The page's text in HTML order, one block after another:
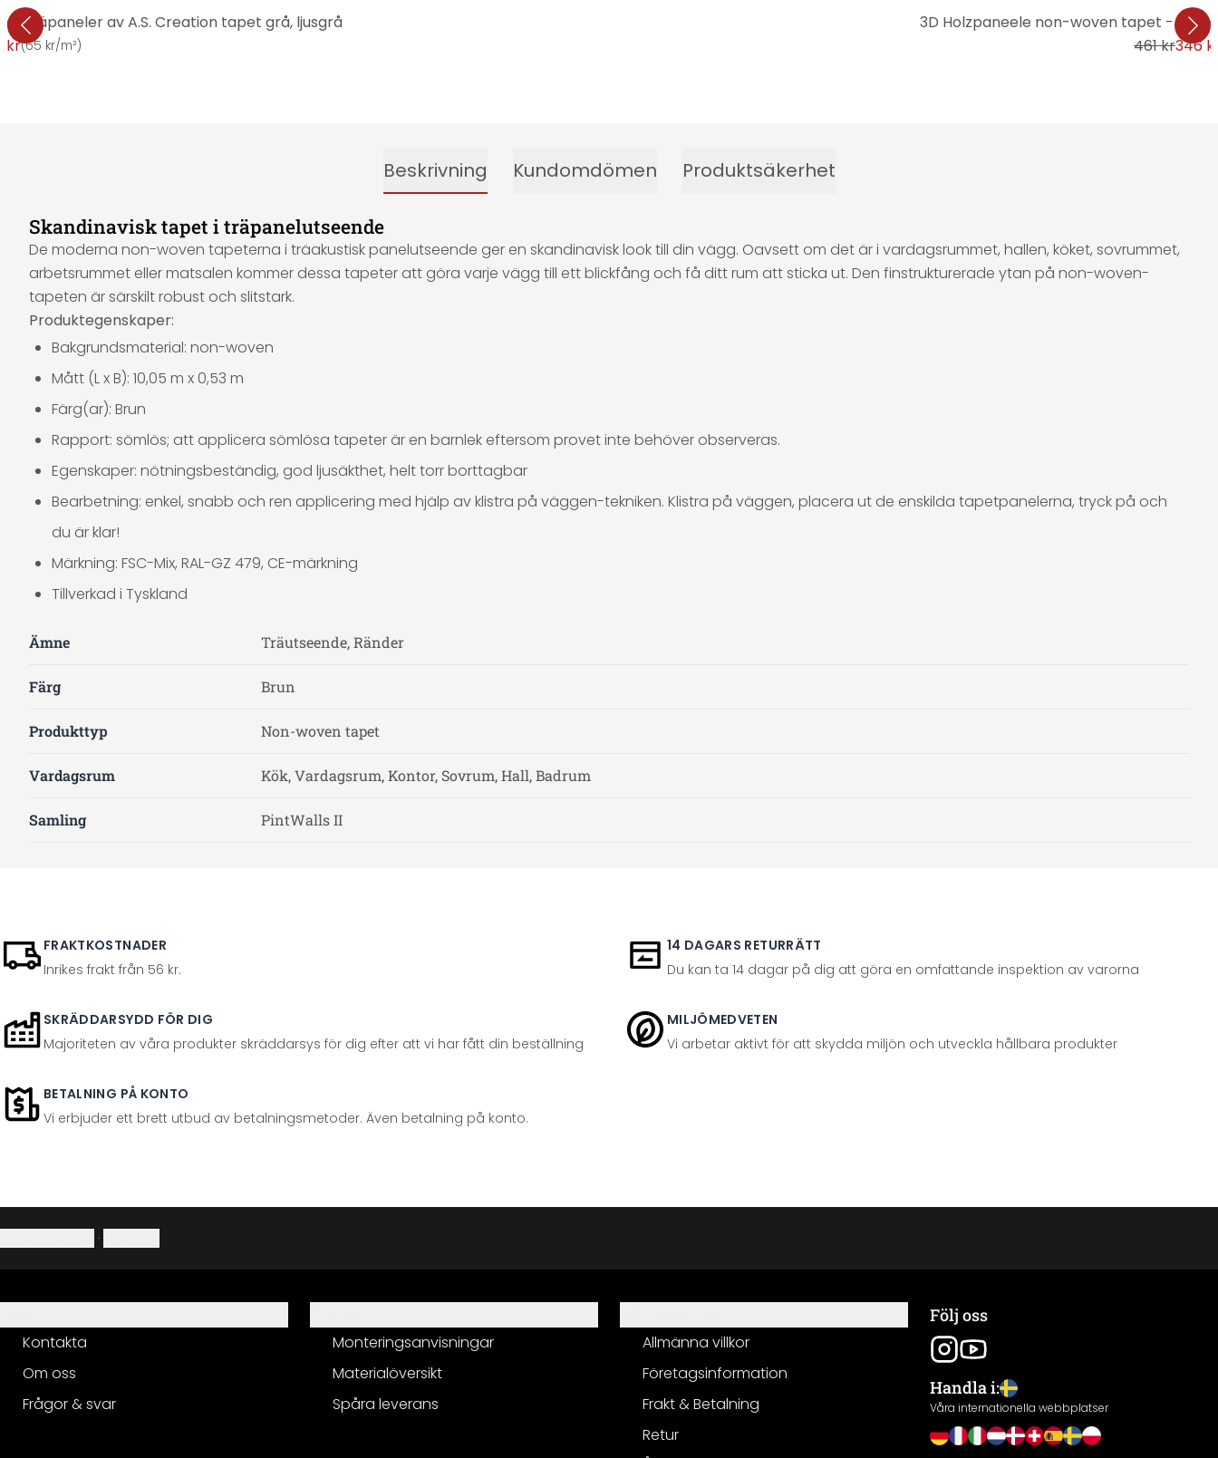
träpaneler av A.S. Creation tapet grå, ljusgrå
kr(65 kr/m²)
3D Holzpaneele non-woven tapet -
461 kr346
Beskrivning Kundomdömen Produktsäkerhet
Skandinavisk tapet i träpanelutseende
De moderna non-woven tapeterna i träakustisk panelutseende ger en skandinavisk look till din vägg. Oavsett om det är i vardagsrummet, hallen, köket, sovrummet,
arbetsrummet eller matsalen kommer dessa tapeter att göra varje vägg till ett blickfång och få ditt rum att sticka ut. Den finstrukturerade ytan på non-woven-
tapeten är särskilt robust och slitstark.
Produktegenskaper:
Bakgrundsmaterial: non-woven
Mått (L x B): 10,05 m x 0,53 m
Färg(ar): Brun
Rapport: sömlös; att applicera sömlösa tapeter är en barnlek eftersom provet inte behöver observeras.
Egenskaper: nötningsbeständig, god ljusäkthet, helt torr borttagbar
Bearbetning: enkel, snabb och ren applicering med hjälp av klistra på väggen-tekniken. Klistra på väggen, placera ut de enskilda tapetpanelerna, tryck på och
du är klar!
Märkning: FSC-Mix, RAL-GZ 479, CE-märkning
Tillverkad i Tyskland
Ämne Träutseende, Ränder
Färg Brun
Produkttyp Non-woven tapet
Vardagsrum Kök, Vardagsrum, Kontor, Sovrum, Hall, Badrum
Samling PintWalls II
FRAKTKOSTNADER
Inrikes frakt från 56 kr.
14 DAGARS RETURRÄTT
Du kan ta 14 dagar på dig att göra en omfattande inspektion av varorna
SKRÄDDARSYDD FÖR DIG
Majoriteten av våra produkter skräddarsys för dig efter att vi har fått din beställning
MILJÖMEDVETEN
Vi arbetar aktivt för att skydda miljön och utveckla hållbara produkter
BETALNING PÅ KONTO
Vi erbjuder ett brett utbud av betalningsmetoder. Även betalning på konto.
·
Kontakta
Om oss
Frågor & svar
Monteringsanvisningar
Materialöversikt
Spåra leverans
Allmänna villkor
Företagsinformation
Frakt & Betalning
Retur
Följ oss
Handla i:
Våra internationella webbplatser